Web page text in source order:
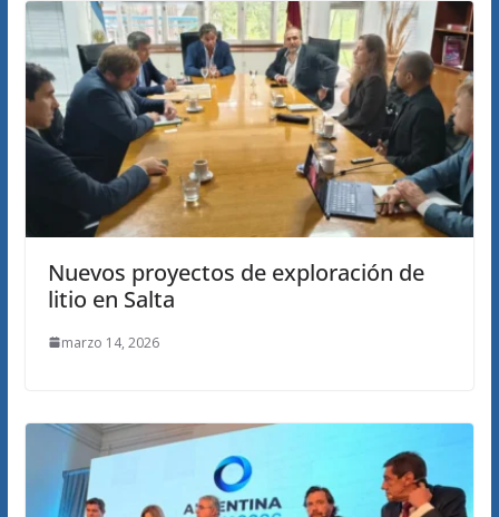
Nuevos proyectos de exploración de
litio en Salta
marzo 14, 2026